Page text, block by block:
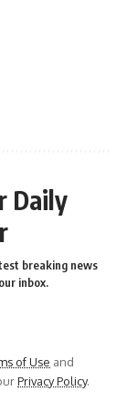
Daily
breaking news
inbox.
of Use and
Privacy Policy.